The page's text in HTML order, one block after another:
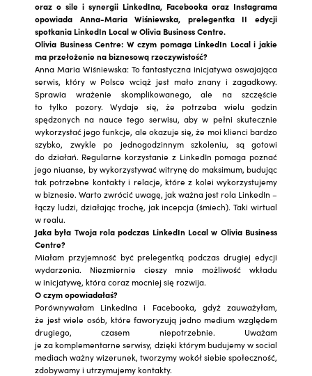
oraz o sile i synergii LinkedIna, Facebooka oraz Instagrama
opowiada Anna-Maria Wiśniewska, prelegentka II edycji
spotkania LinkedIn Local w Olivia Business Centre.
Olivia Business Centre: W czym pomaga LinkedIn Local i jakie
ma przełożenie na biznesową rzeczywistość?
Anna Maria Wiśniewska: To fantastyczna inicjatywa oswajająca
serwis, który w Polsce wciąż jest mało znany i zagadkowy.
Sprawia wrażenie skomplikowanego, ale na szczęście
to tylko pozory. Wydaje się, że potrzeba wielu godzin
spędzonych na nauce tego serwisu, aby w pełni skutecznie
wykorzystać jego funkcje, ale okazuje się, że moi klienci bardzo
szybko, zwykle po jednogodzinnym szkoleniu, są gotowi
do działań. Regularne korzystanie z LinkedIn pomaga poznać
jego niuanse, by wykorzystywać witrynę do maksimum, budując
tak potrzebne kontakty i relacje, które z kolei wykorzystujemy
w biznesie. Warto zwrócić uwagę, jak ważna jest rola LinkedIn –
łączy ludzi, działając trochę, jak incepcja (śmiech). Taki wirtual
w realu.
Jaka była Twoja rola podczas LinkedIn Local w Olivia Business
Centre?
Miałam przyjemność być prelegentką podczas drugiej edycji
wydarzenia. Niezmiernie cieszy mnie możliwość wkładu
w inicjatywę, która coraz mocniej się rozwija.
O czym opowiadałaś?
Porównywałam LinkedIna i Facebooka, gdyż zauważyłam,
że jest wiele osób, które faworyzują jedno medium względem
drugiego, czasem niepotrzebnie. Uważam
je za komplementarne serwisy, dzięki którym budujemy w social
mediach ważny wizerunek, tworzymy wokół siebie społeczność,
zdobywamy i utrzymujemy kontakty.